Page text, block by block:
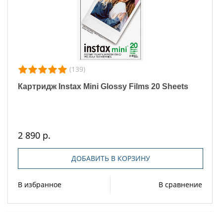
(139)
Картридж Instax Mini Glossy Films 20 Sheets
2 890 р.
ДОБАВИТЬ В КОРЗИНУ
В избранное В сравнение